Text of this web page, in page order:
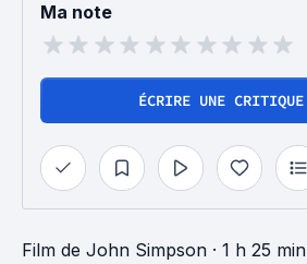
Ma note
ÉCRIRE UNE CRITIQUE
Film de John Simpson · 1 h 25 min